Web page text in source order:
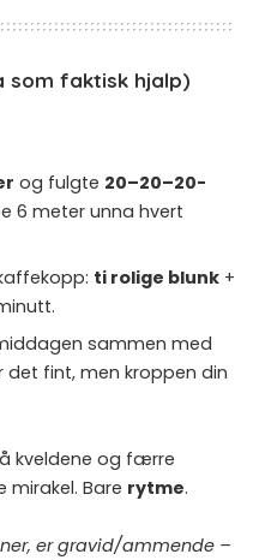
som faktisk hjalp)
og fulgte 20–20–20-
6 meter unna hvert
ti rolige blunk +
sammen med
det fint, men kroppen din
kveldene og færre
mirakel. Bare rytme.
er gravid/ammende –